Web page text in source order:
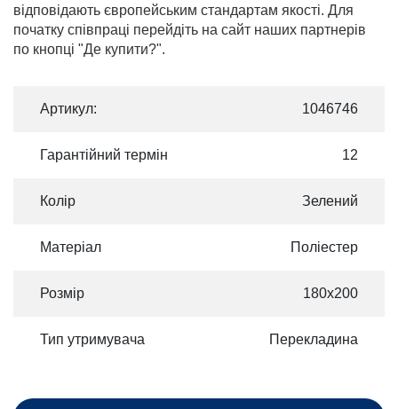
відповідають європейським стандартам якості. Для
початку співпраці перейдіть на сайт наших партнерів
по кнопці "Де купити?".
Артикул: 1046746
Гарантійний термін 12
Колір Зелений
Матеріал Поліестер
Розмір 180х200
Тип утримувача Перекладина